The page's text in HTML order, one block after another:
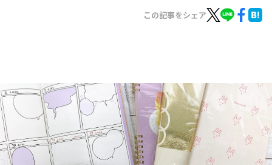
お知らせ
イベント・グッズ
YouTube
会社情報
この記事をシェア